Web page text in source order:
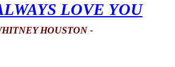
LOVE YOU
HOUSTON -